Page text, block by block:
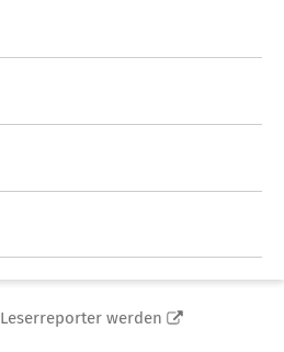
Leserreporter werden